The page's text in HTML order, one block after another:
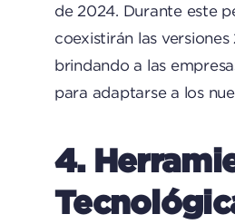
de 2024. Durante este
coexistirán las versiones
brindando a las
para adaptarse a los
4.